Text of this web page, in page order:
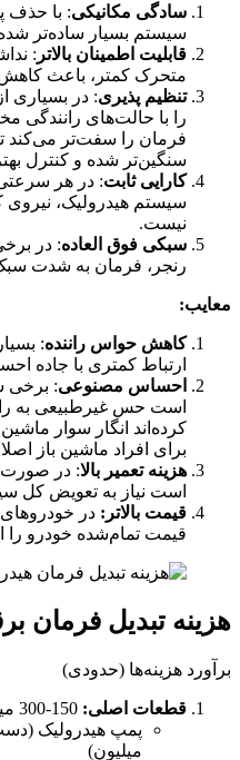
سادگی مکانیکی: با حذف
سیستم بسیار ساده‌تر
قابلیت اطمینان بالاتر :
متحرک کمتر، باعث
تنظیم پذیری: در بسیاری
را با حالت‌های رانندگی
فرمان را سفت‌تر می‌کند
سنگین‌تر شده و کنترل
کارایی ثابت: در هر
سیستم هیدرولیک، نیروی
نیست.
سبکی فوق العاده: در
رنجر، فرمان به شدت
معایب:
کاهش حواس راننده:
ارتباط کمتری با جاده
احساس مصنوعی: برخی
است حس غیرطبیعی به
کرده‌اند انگار سوار
برای افراد ماشین باز
هزینه تعمیر بالا: در صورت
است نیاز به تعویض کل
قیمت بالاتر: در
قیمت تمام‌شده خودرو را
هزینه تبدیل فرمان
برآورد هزینه‌ها (حدودی)
قطعات اصلی:
میلیون)